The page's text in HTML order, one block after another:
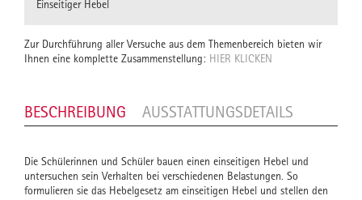
Einseitiger Hebel
Zur Durchführung aller Versuche aus dem Themenbereich bieten wir
Ihnen eine komplette Zusammenstellung: HIER KLICKEN
BESCHREIBUNG AUSSTATTUNGSDETAILS
Die Schülerinnen und Schüler bauen einen einseitigen Hebel und
untersuchen sein Verhalten bei verschiedenen Belastungen. So
formulieren sie das Hebelgesetz am einseitigen Hebel und stellen den